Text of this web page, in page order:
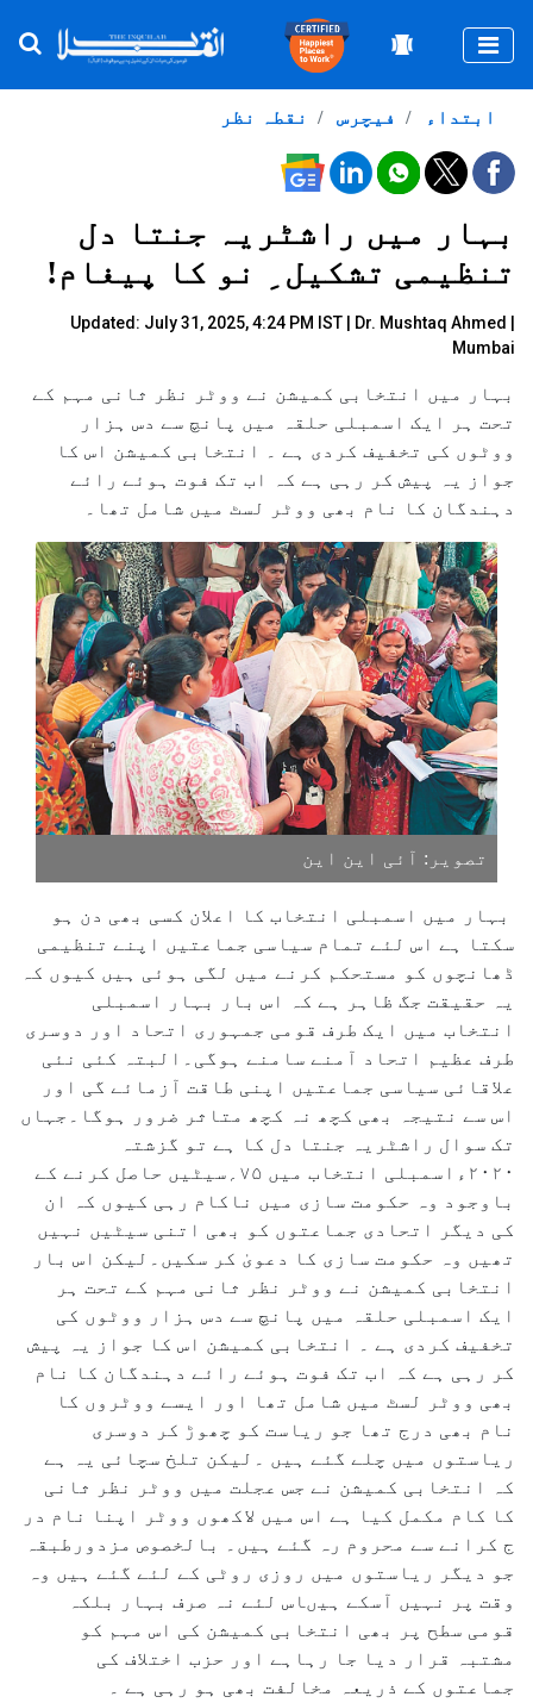
نقطہ نظر فیچرس ابتداء
بہار میں راشٹریہ جنتا دل
تنظیمی تشکیل ِ نو کا پیغام!
Updated: July 31, 2025, 4:24 PM IST |
Dr. Mushtaq Ahmed |
Mumbai
بہار میں انتخابی کمیشن نے ووٹر نظر ثانی مہم کے
تحت ہر ایک اسمبلی حلقہ میں پانچ سے دس ہزار
ووٹوں کی تخفیف کردی ہے ۔ انتخابی کمیشن اس کا
جواز یہ پیش کر رہی ہے کہ اب تک فوت ہوئے رائے
دہندگان کا نام بھی ووٹر لسٹ میں شامل تھا۔
تصویر: آئی این این
بہار میں اسمبلی انتخاب کا اعلان کسی بھی دن ہو
سکتا ہے اس لئے تمام سیاسی جماعتیں اپنے تنظیمی
ڈھانچوں کو مستحکم کرنے میں لگی ہوئی ہیں کیوں کہ
یہ حقیقت جگ ظاہر ہے کہ اس بار بہار اسمبلی
انتخاب میں ایک طرف قومی جمہوری اتحاد اور دوسری
طرف عظیم اتحاد آمنے سامنے ہوگی۔البتہ کئی نئی
علاقائی سیاسی جماعتیں اپنی طاقت آزمائے گی اور
اس سے نتیجہ بھی کچھ نہ کچھ متاثر ضرور ہوگا۔جہاں
تک سوال راشٹریہ جنتا دل کا ہے تو گزشتہ
۲۰۲۰ءاسمبلی انتخاب میں ۷۵؍سیٹیں حاصل کرنے کے
باوجود وہ حکومت سازی میں ناکام رہی کیوں کہ ان
کی دیگر اتحادی جماعتوں کو بھی اتنی سیٹیں نہیں
تھیں وہ حکومت سازی کا دعویٰ کر سکیں۔لیکن اس بار
انتخابی کمیشن نے ووٹر نظر ثانی مہم کے تحت ہر
ایک اسمبلی حلقہ میں پانچ سے دس ہزار ووٹوں کی
تخفیف کردی ہے ۔ انتخابی کمیشن اس کا جواز یہ پیش
کر رہی ہے کہ اب تک فوت ہوئے رائے دہندگان کا نام
بھی ووٹر لسٹ میں شامل تھا اور ایسے ووٹروں کا
نام بھی درج تھا جو ریاست کو چھوڑ کر دوسری
ریاستوں میں چلے گئے ہیں ۔لیکن تلخ سچائی یہ ہے
کہ انتخابی کمیشن نے جس عجلت میں ووٹر نظر ثانی
کا کام مکمل کیا ہے اس میں لاکھوں ووٹر اپنا نام در
ج کرانے سے محروم رہ گئے ہیں۔ بالخصوص مزدورطبقہ
جو دیگر ریاستوں میں روزی روٹی کے لئے گئے ہیں وہ
وقت پر نہیں آسکے ہیںاس لئے نہ صرف بہار بلکہ
قومی سطح پر بھی انتخابی کمیشن کی اس مہم کو
مشتبہ قرار دیا جا رہاہے اور حزب اختلاف کی
جماعتوں کے ذریعہ مخالفت بھی ہو رہی ہے ۔